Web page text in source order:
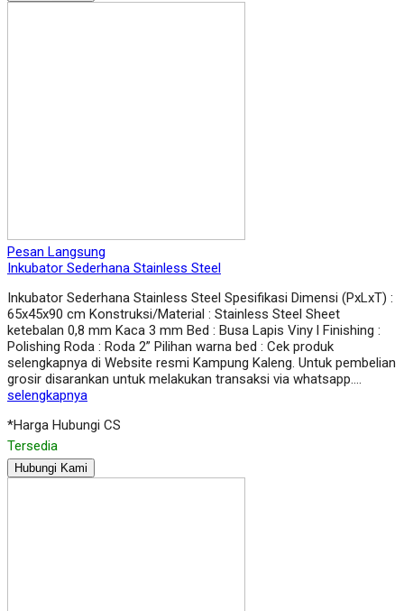
Pesan Langsung
Inkubator Sederhana Stainless Steel
Inkubator Sederhana Stainless Steel Spesifikasi Dimensi (PxLxT) :
65x45x90 cm Konstruksi/Material : Stainless Steel Sheet
ketebalan 0,8 mm Kaca 3 mm Bed : Busa Lapis Viny l Finishing :
Polishing Roda : Roda 2” Pilihan warna bed : Cek produk
selengkapnya di Website resmi Kampung Kaleng. Untuk pembelian
grosir disarankan untuk melakukan transaksi via whatsapp….
selengkapnya
*Harga Hubungi CS
Tersedia
Hubungi Kami